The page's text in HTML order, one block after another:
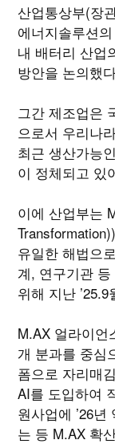
산업통상부(장
에너지솔루션
내 배터리 산업
방안을 논의했
그간 제조업은
으로서 우리나
최근 생산가능
이 정체되고 있
이에 산업부는
유일한 해법으
계, 연구기관
위해 지난
M.AX 얼라이언
개 분과를 중심
폼으로 자리매
AI를 도입하여
원사업에 ’26
는 등 M.AX 확